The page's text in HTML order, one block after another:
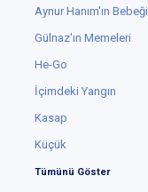
Aynur Hanım'ın Bebeği
Gülnaz'ın Memeleri
He-Go
İçimdeki Yangın
Kasap
Küçük
Tümünü Göster